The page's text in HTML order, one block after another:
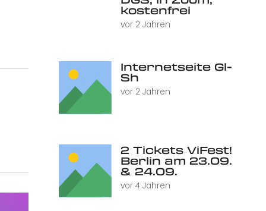
kostenfrei
vor 2 Jahren
Internetseite Gl-
Sh
vor 2 Jahren
2 Tickets ViFest!
Berlin am 23.09.
& 24.09.
vor 4 Jahren